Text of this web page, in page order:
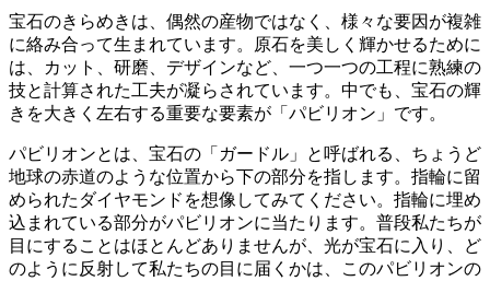
宝石のきらめきは、偶然の産物ではなく、様々な要因が複雑
に絡み合って生まれています。 原石を美しく輝かせるために
は、
カット、研磨、デザインなど、一つ一つの工程に熟練の
技と計算された工夫が凝らされています。中でも、宝石の輝
きを大きく左右する重要な要素が「パビリオン」です。
パビリオンとは、宝石の「ガードル」と呼ばれる、ちょうど
地球の赤道のような位置から下の部分を指します。指輪に留
められたダイヤモンドを想像してみてください。指輪に埋め
込まれている部分がパビリオンに当たります。普段私たちが
目にすることはほとんどありませんが、 光が宝石に入り、ど
のように反射して私たちの目に届くかは、このパビリオンの